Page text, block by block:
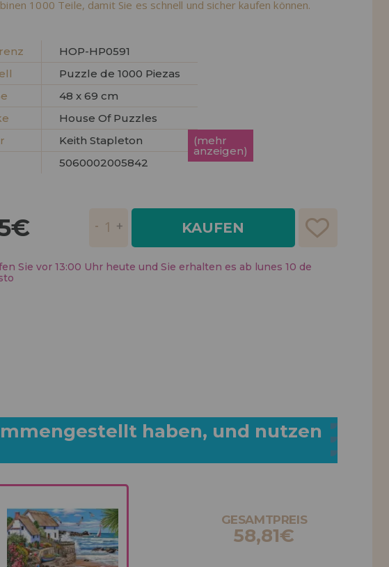
1000 Teile, damit Sie es schnell und sicher kaufen können.
HOP-HP0591
Puzzle de 1000 Piezas
48 x 69 cm
House Of Puzzles
Keith Stapleton (mehr
anzeigen)
5060002005842
KAUFEN
Sie vor 13:00 Uhr heute und Sie erhalten es ab lunes 10 de
haben, und nutzen
GESAMTPREIS
58,81€